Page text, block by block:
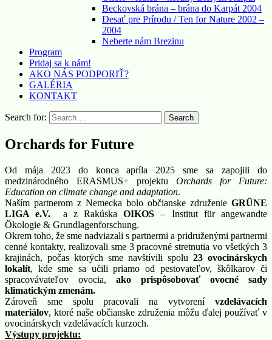
Beckovská brána – brána do Karpát 2004
Desať pre Prírodu / Ten for Nature 2002 –
2004
Neberte nám Brezinu
Program
Pridaj sa k nám!
AKO NÁS PODPORIŤ?
GALÉRIA
KONTAKT
Search for:
Orchards for Future
Od mája 2023 do konca apríla 2025 sme sa zapojili do
medzinárodného ERASMUS+ projektu Orchards for Future:
Education on climate change and adaptation.
Naším partnerom z Nemecka bolo občianske združenie GRÜNE
LIGA e.V.
a z RakúskaOIKOS – Institut für angewandte
Ökologie & Grundlagenforschung.
Okrem toho, že sme nadviazali s partnermi a pridruženými partnermi
cenné kontakty, realizovali sme 3 pracovné stretnutia vo všetkých 3
krajinách, počas ktorých sme navštívili spolu 23 ovocinárskych
lokalít, kde sme sa učili priamo od pestovateľov, škôlkarov či
spracovávateľov ovocia, ako prispôsobovať ovocné sady
klimatickým zmenám.
Zároveň sme spolu pracovali na vytvorení vzdelávacích
materiálov, ktoré naše občianske združenia môžu ďalej používať v
ovocinárskych vzdelávacích kurzoch.
Výstupy projektu: